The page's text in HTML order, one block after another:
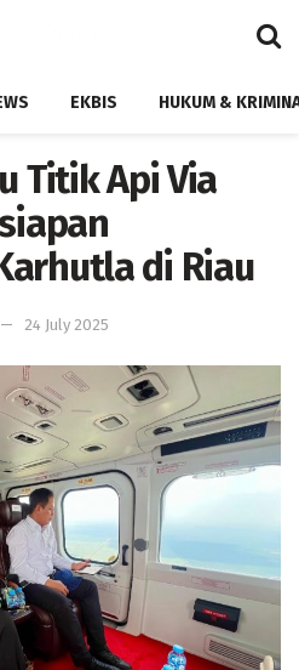
EKBIS HUKUM &
Titik Api Via
di Riau
24 July 2025